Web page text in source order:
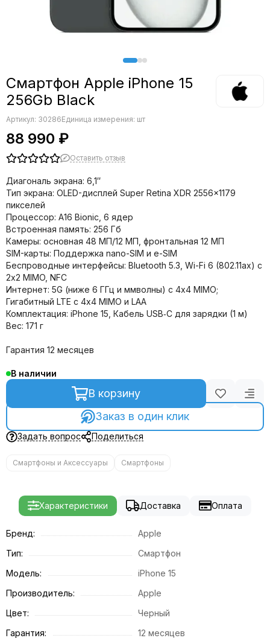
Смартфон Apple iPhone 15
256Gb Black
Артикул: 30286Единица измерения: шт
88 990 ₽
Оставить отзыв
Диагональ экрана: 6,1″
Тип экрана: OLED-дисплей Super Retina XDR 2556×1179
пикселей
Процессор: A16 Bionic, 6 ядер
Встроенная память: 256 Гб
Камеры: основная 48 МП/12 МП, фронтальная 12 МП
SIM-карты: Поддержка nano-SIM и e-SIM
Беспроводные интерфейсы: Bluetooth 5.3, Wi-Fi 6 (802.11ax) с
2x2 MIMO, NFC
Интернет: 5G (ниже 6 ГГц и ммволны) с 4x4 MIMO;
Гигабитный LTE с 4x4 MIMO и LAA
Комплектация: iPhone 15, Кабель USB‑C для зарядки (1 м)
Вес: 171 г
Гарантия 12 месяцев
В наличии
В корзину
Заказ в один клик
Задать вопрос Поделиться
Смартфоны и Аксессуары Смартфоны
Характеристики Доставка Оплата
Бренд:
Apple
Тип:
Смартфон
Модель:
iPhone 15
Производитель:
Apple
Цвет:
Черный
Гарантия:
12 месяцев